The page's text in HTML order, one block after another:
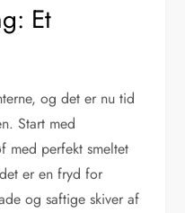
Et
og det er nu tid
Start med
med perfekt smeltet
er en fryd for
og saftige skiver af